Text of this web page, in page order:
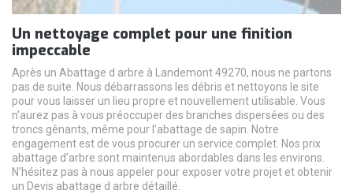
Un nettoyage complet pour une finition
impeccable
Après un Abattage d arbre à Landemont 49270, nous ne partons
pas de suite. Nous débarrassons les débris et nettoyons le site
pour vous laisser un lieu propre et nouvellement utilisable. Vous
n'aurez pas à vous préoccuper des branches dispersées ou des
troncs gênants, même pour l’abattage de sapin. Notre
engagement est de vous procurer un service complet. Nos prix
abattage d'arbre sont maintenus abordables dans les environs.
N’hésitez pas à nous appeler pour exposer votre projet et obtenir
un Devis abattage d arbre détaillé.